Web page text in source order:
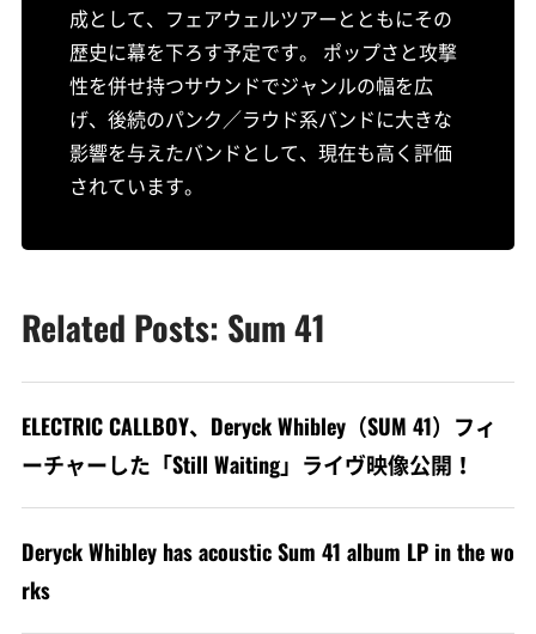
成として、フェアウェルツアーとともにその
歴史に幕を下ろす予定です。 ポップさと攻撃
性を併せ持つサウンドでジャンルの幅を広
げ、後続のパンク／ラウド系バンドに大きな
影響を与えたバンドとして、現在も高く評価
されています。
Related Posts: Sum 41
ELECTRIC CALLBOY、Deryck Whibley（SUM 41）フィ
ーチャーした「Still Waiting」ライヴ映像公開！
Deryck Whibley has acoustic Sum 41 album LP in the wo
rks